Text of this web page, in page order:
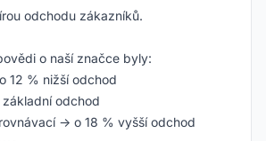
odchodu zákazníků.
o naší značce byly:
12 % nižší odchod
odchod
→ o 18 % vyšší odchod